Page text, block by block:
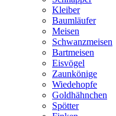
Kleiber
Baumläufer
Meisen
Schwanzmeisen
Bartmeisen
Eisvögel
Zaunkönige
Wiedehopfe
Goldhähnchen
Spötter